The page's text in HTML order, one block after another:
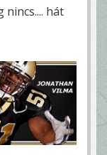
nincs.... hát